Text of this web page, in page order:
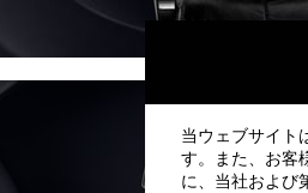
当ウェブサイト
す。また、お客
に、当社および